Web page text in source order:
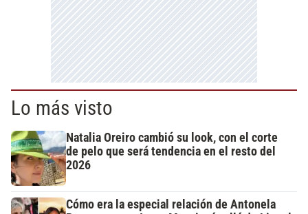
Lo más visto
Natalia Oreiro cambió su look, con el corte
de pelo que será tendencia en el resto del
2026
Cómo era la especial relación de Antonela